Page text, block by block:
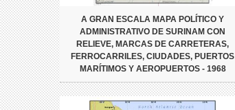
A GRAN ESCALA MAPA POLÍTICO Y
ADMINISTRATIVO DE SURINAM CON
RELIEVE, MARCAS DE CARRETERAS,
FERROCARRILES, CIUDADES, PUERTOS
MARÍTIMOS Y AEROPUERTOS - 1968